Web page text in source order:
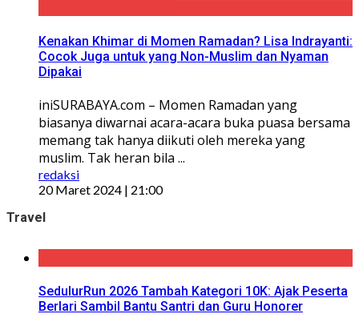
Kenakan Khimar di Momen Ramadan? Lisa Indrayanti:
Cocok Juga untuk yang Non-Muslim dan Nyaman
Dipakai
iniSURABAYA.com – Momen Ramadan yang
biasanya diwarnai acara-acara buka puasa bersama
memang tak hanya diikuti oleh mereka yang
muslim. Tak heran bila ...
redaksi
20 Maret 2024 | 21:00
Travel
SedulurRun 2026 Tambah Kategori 10K: Ajak Peserta
Berlari Sambil Bantu Santri dan Guru Honorer